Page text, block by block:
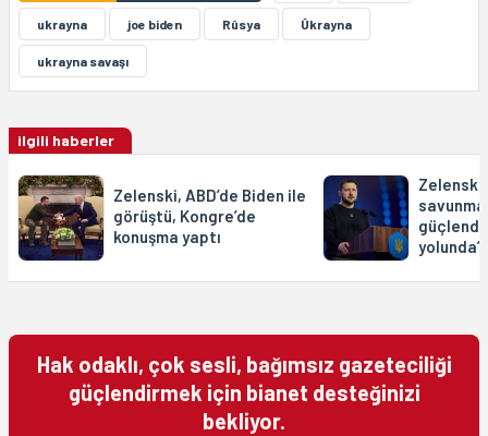
ukrayna joe biden Rûsya Ûkrayna
ukrayna savaşı
ilgili haberler
Zelenski, ABD’de Biden ile
görüştü, Kongre’de
konuşma yaptı
Zelenski,
yolunda’
Hak odaklı, çok sesli, bağımsız gazeteciliği
güçlendirmek için bianet desteğinizi
bekliyor.